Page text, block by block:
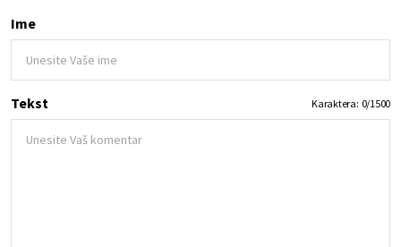
Ime
Tekst Karaktera: 0/1500